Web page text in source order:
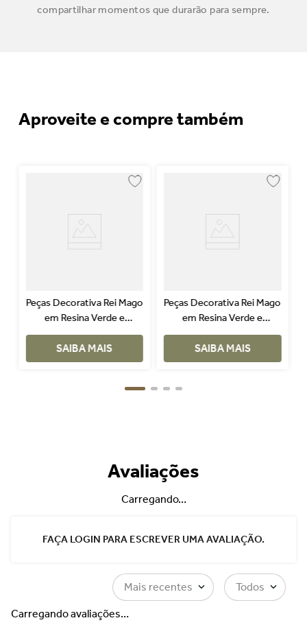
compartilhar momentos que durarão para sempre.
Aproveite e compre também
Peças Decorativa Rei Mago
em Resina Verde e
Vermelho
SAIBA MAIS
Peças Decorativa Rei Mago
em Resina Verde e
Vermelho
SAIBA MAIS
Avaliações
Carregando…
FAÇA LOGIN PARA ESCREVER UMA AVALIAÇÃO.
Mais recentes Todos
Carregando avaliações…